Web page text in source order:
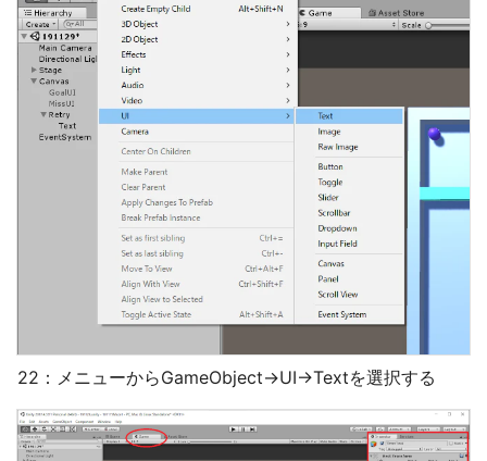
22：メニューからGameObject→UI→Textを選択する